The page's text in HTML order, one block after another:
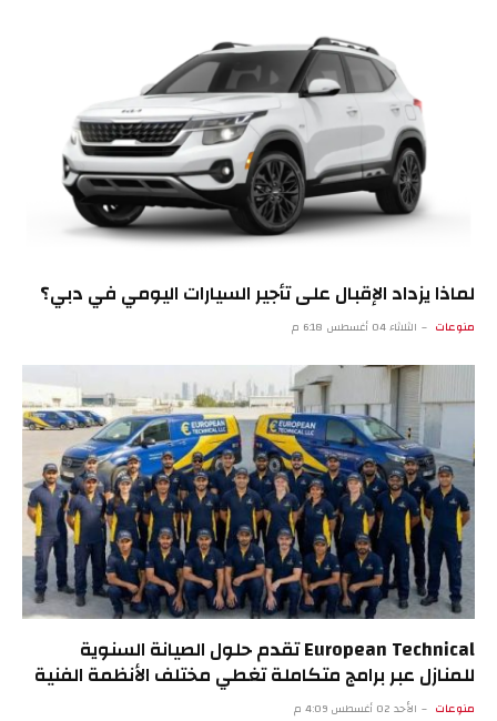
لماذا يزداد الإقبال على تأجير السيارات اليومي في دبي؟
منوعات الثلاثاء 04 أغسطس 6:18 م
European Technical تقدم حلول الصيانة السنوية
للمنازل عبر برامج متكاملة تغطي مختلف الأنظمة الفنية
منوعات الأحد 02 أغسطس 4:09 م